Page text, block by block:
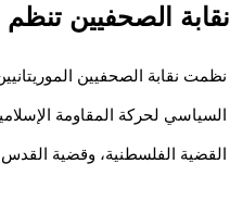
نقابة الصحفيين
نظمت نقابة الصحفيين
السياسي لحركة المقاومة
القضية الفلسطنية، وقضية